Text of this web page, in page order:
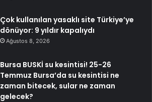
Çok kullanılan yasaklı site Türkiye’ye
dönüyor: 9 yıldır kapalıydı
Ağustos 8, 2026
Bursa BUSKİ su kesintisi! 25-26
Temmuz Bursa’da su kesintisi ne
zaman bitecek, sular ne zaman
gelecek?